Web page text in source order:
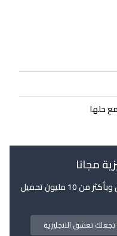
حلها
مجانا
مليون تحميل
تعشق الانجليزية